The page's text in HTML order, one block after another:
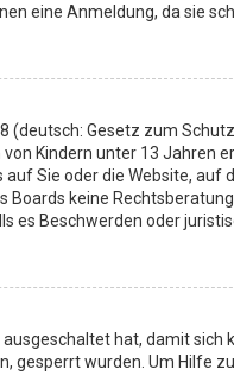
eine Anmeldung, da sie
(deutsch: Gesetz zum
Kindern unter 13 Jahren
Sie oder die Website,
Boards keine
es Beschwerden oder
hat, damit
wurden. Um Hilfe